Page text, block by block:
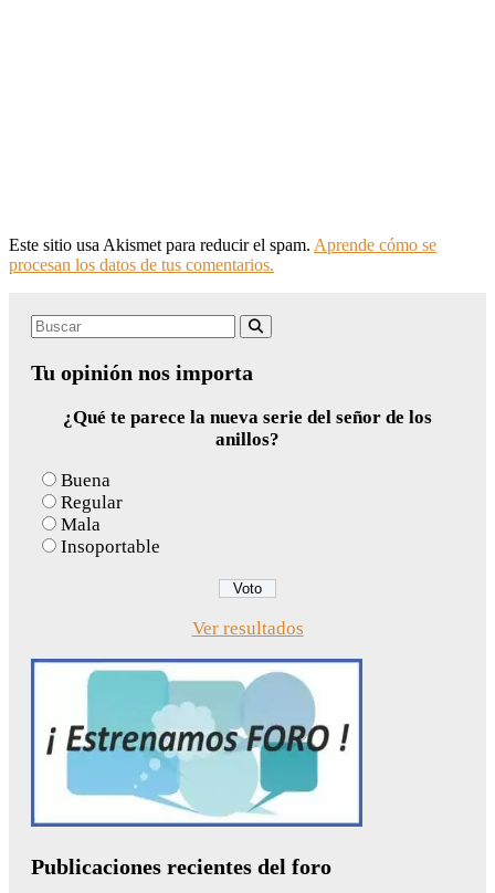
Este sitio usa Akismet para reducir el spam. Aprende cómo se
procesan los datos de tus comentarios.
Search
Tu opinión nos importa
¿Qué te parece la nueva serie del señor de los
anillos?
Buena
Regular
Mala
Insoportable
Ver resultados
Publicaciones recientes del foro